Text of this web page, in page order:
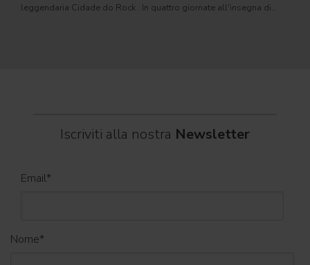
leggendaria Cidade do Rock . In quattro giornate all'insegna di
Iscriviti alla nostra Newsletter
Email*
Nome*